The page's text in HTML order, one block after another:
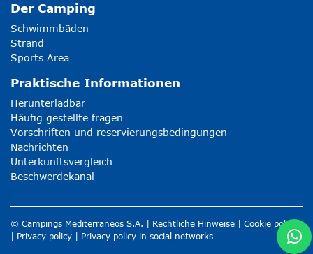
Der Camping
Schwimmbäden
Strand
Sports Area
Praktische Informationen
Herunterladbar
Häufig gestellte fragen
Vorschriften und reservierungsbedingungen
Nachrichten
Unterkunftsvergleich
Beschwerdekanal
© Campings Mediterraneos S.A. | Rechtliche Hinweise
Cookie policy
Privacy policy Privacy policy in social networks